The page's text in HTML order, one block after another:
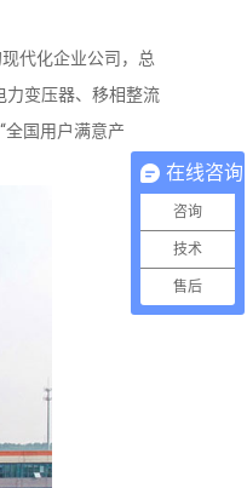
代化企业公司，总
力变压器、移相整流
全国用户满意产
在线咨询
咨询
技术
售后